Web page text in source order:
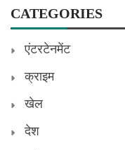
CATEGORIES
एंटरटेनमेंट
क्राइम
खेल
देश